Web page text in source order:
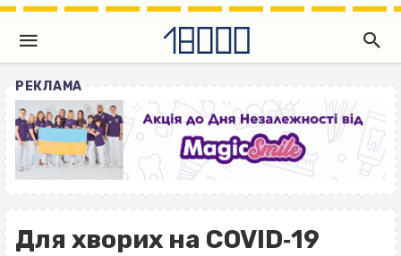
РЕКЛАМА
Для хворих на COVID‐19